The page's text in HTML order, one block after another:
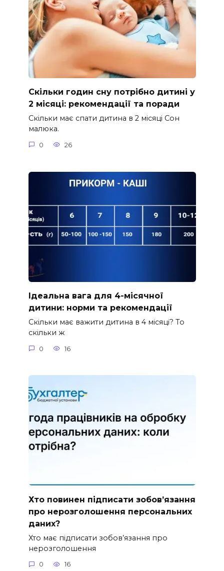
Скільки годин сну потрібно дитині у
2 місяці: рекомендації та поради
Скільки має спати дитина в 2 місяці Сон
малюка.
0 26
Ідеальна вага для 4-місячної
дитини: норми та рекомендації
Скільки має важити дитина в 4 місяці? То
скільки ж
0 16
Хто повинен підписати зобов’язання
про нерозголошення персональних
даних?
Хто має підписати зобов’язання про
нерозголошення
0 16